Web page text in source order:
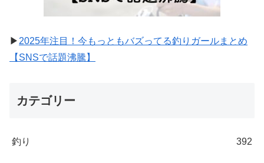
▶ 2025年注目！今もっともバズってる釣りガールまとめ
【SNSで話題沸騰】
カテゴリー
釣り 392